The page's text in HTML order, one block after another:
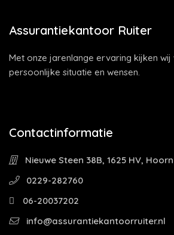
Assurantiekantoor Ruiter
Met onze jarenlange ervaring kijken wij
persoonlijke situatie en wensen.
Contactinformatie
Nieuwe Steen 38B, 1625 HV, Hoorn
0229-282760
06-20037202
info@assurantiekantoorruiter.nl